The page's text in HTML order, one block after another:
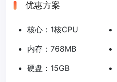
优惠方案
核心：1核CPU
内存：768MB
硬盘：15GB